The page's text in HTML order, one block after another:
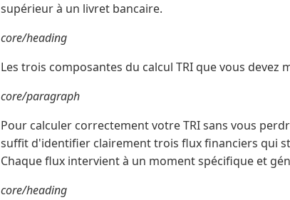
supérieur à un livret bancaire.
core/heading
Les trois composantes du calcul TRI que vous devez
core/paragraph
Pour calculer correctement votre TRI sans vous
suffit d'identifier clairement trois flux financiers qui
Chaque flux intervient à un moment spécifique et
core/heading